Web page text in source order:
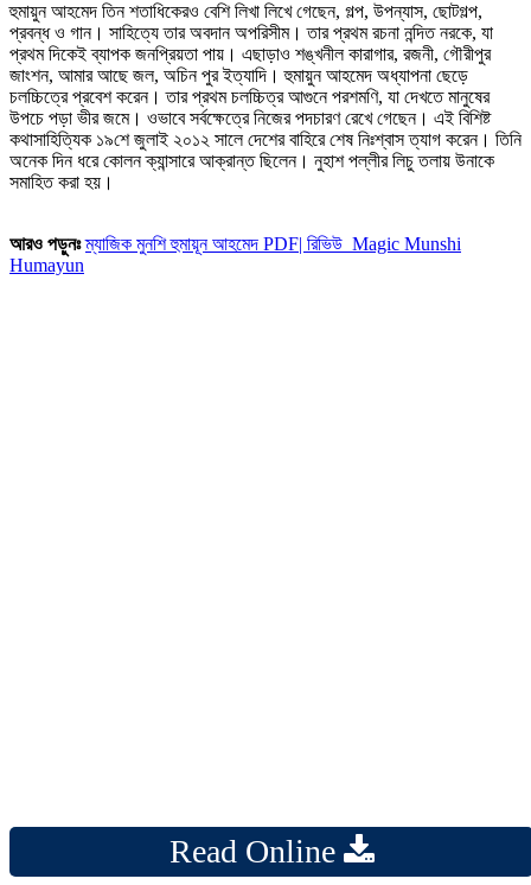
হুমায়ুন আহমেদ তিন শতাধিকেরও বেশি লিখা লিখে গেছেন, গল্প, উপন্যাস, ছোটগল্প,
প্রবন্ধ ও গান। সাহিত্যে তার অবদান অপরিসীম। তার প্রথম রচনা নন্দিত নরকে, যা
প্রথম দিকেই ব্যাপক জনপ্রিয়তা পায়। এছাড়াও শঙ্খনীল কারাগার, রজনী, গৌরীপুর
জাংশন, আমার আছে জল, অচিন পুর ইত্যাদি। হুমায়ুন আহমেদ অধ্যাপনা ছেড়ে
চলচ্চিত্রে প্রবেশ করেন। তার প্রথম চলচ্চিত্র আগুনে পরশমণি, যা দেখতে মানুষের
উপচে পড়া ভীর জমে। ওভাবে সর্বক্ষেত্রে নিজের পদচারণ রেখে গেছেন। এই বিশিষ্ট
কথাসাহিত্যিক ১৯শে জুলাই ২০১২ সালে দেশের বাহিরে শেষ নিঃশ্বাস ত্যাগ করেন। তিনি
অনেক দিন ধরে কোলন ক্যান্সারে আক্রান্ত ছিলেন। নুহাশ পল্লীর লিচু তলায় উনাকে
সমাহিত করা হয়।
আরও পড়ুনঃম্যাজিক মুনশি হুমায়ূন আহমেদ PDF| রিভিউ Magic Munshi
Humayun
Read Online